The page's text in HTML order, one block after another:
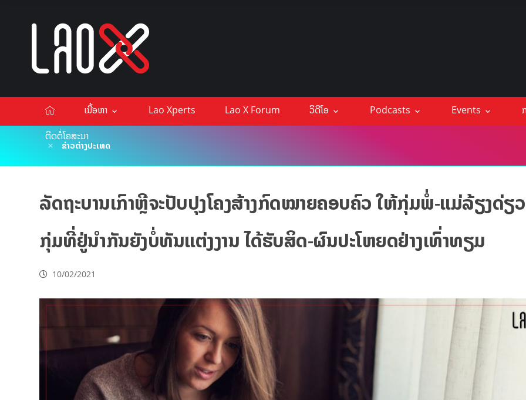
ເນື້ອຫາ Lao Xperts Lao X Forum ວິດີໂອ Podcasts Events
ຕິດຕໍ່ໂຄສະນາ
ຂ່າວຕ່າງປະເທດ
ລັດຖະບານເກົາຫຼີຈະປັບປຸງໂຄງສ້າງກົດໝາຍຄອບຄົວ ໃຫ້ກຸ່ມພໍ່-ແມ່ລ້ຽງດ່ຽ
ກຸ່ມທີ່ຢູ່ນຳກັນຍັງບໍ່ທັນແຕ່ງງານ ໄດ້ຮັບສິດ-ຜົນປະໂຫຍດຢ່າງເທົ່າທຽມ
10/02/2021